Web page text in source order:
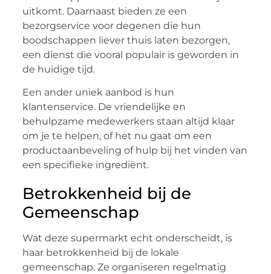
uitkomt. Daarnaast bieden ze een
bezorgservice voor degenen die hun
boodschappen liever thuis laten bezorgen,
een dienst die vooral populair is geworden in
de huidige tijd.
Een ander uniek aanbod is hun
klantenservice. De vriendelijke en
behulpzame medewerkers staan altijd klaar
om je te helpen, of het nu gaat om een
productaanbeveling of hulp bij het vinden van
een specifieke ingrediënt.
Betrokkenheid bij de
Gemeenschap
Wat deze supermarkt echt onderscheidt, is
haar betrokkenheid bij de lokale
gemeenschap. Ze organiseren regelmatig